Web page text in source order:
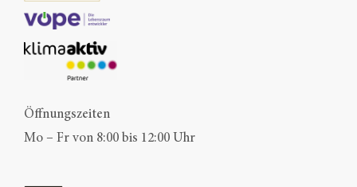
Öffnungszeiten
Mo – Fr von 8:00 bis 12:00 Uhr